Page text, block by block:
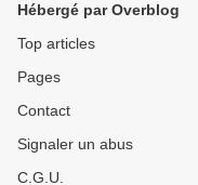
Hébergé par Overblog
Top articles
Pages
Contact
Signaler un abus
C.G.U.